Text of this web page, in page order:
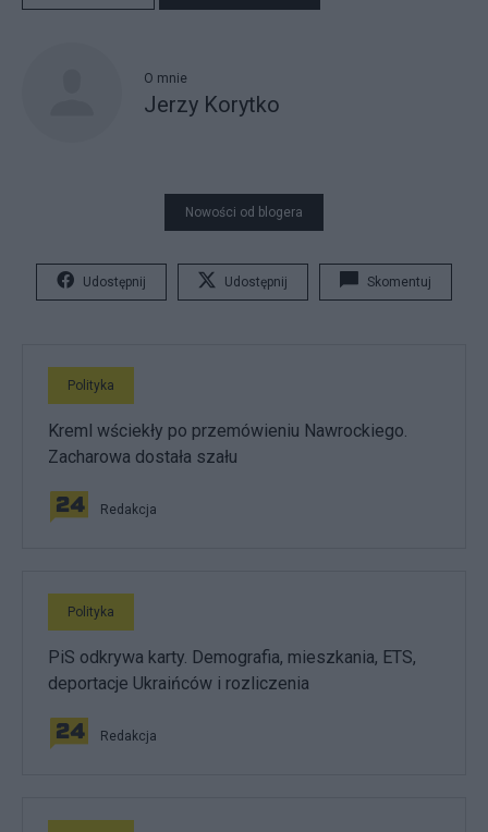
O mnie
Jerzy Korytko
Nowości od blogera
Udostępnij Udostępnij Skomentuj
Polityka
Kreml wściekły po przemówieniu Nawrockiego.
Zacharowa dostała szału
Redakcja
Polityka
PiS odkrywa karty. Demografia, mieszkania, ETS,
deportacje Ukraińców i rozliczenia
Redakcja